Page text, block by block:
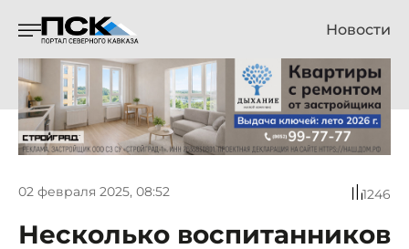
Новости
02 февраля 2025, 08:52 1246
Несколько воспитанников